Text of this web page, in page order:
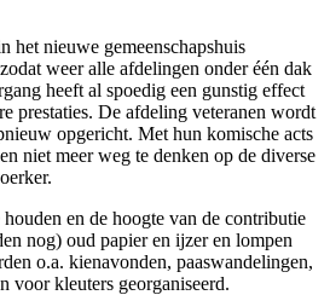
nieuwe gemeenschapshuis
weer alle afdelingen onder één dak
heeft al spoedig een gunstig effect
prestaties. De afdeling veteranen wordt
opgericht. Met hun komische acts
niet meer weg te denken op de diverse
en de hoogte van de contributie
nog) oud papier en ijzer en lompen
o.a. kienavonden, paaswandelingen,
voor kleuters georganiseerd.